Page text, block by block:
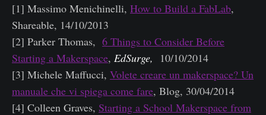
[1] Massimo Menichinelli, How to Build a FabLab,
Shareable, 14/10/2013
[2] Parker Thomas, 6 Things to Consider Before
Starting a Makerspace, EdSurge,
10/10/2014
[3] Michele Maffucci, Volete creare un makerspace? Un
manuale che vi spiega come fare, Blog, 30/04/2014
[4] Colleen Graves, Starting a School Makerspace from